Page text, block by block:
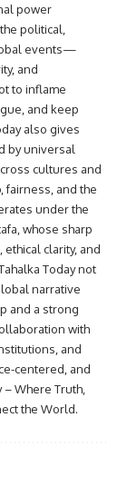
power
political,
events—
and
to inflame
and keep
also gives
by universal
cultures and
fairness, and the
under the
whose sharp
clarity, and
Today not
narrative
and a strong
with
and
centered, and
Where Truth,
the World.